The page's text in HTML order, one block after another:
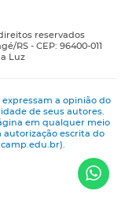
reservados
RS - CEP: 96400-011
Luz
a opinião do
de seus autores.
em qualquer meio
autorização escrita do